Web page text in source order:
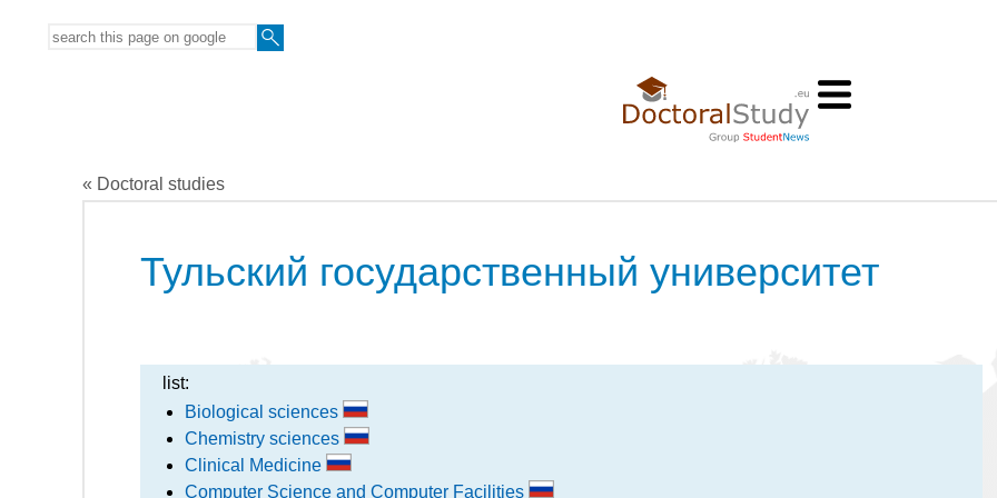
« Doctoral studies
Тульский государственный университет
list:
Biological sciences
Chemistry sciences
Clinical Medicine
Computer Science and Computer Facilities